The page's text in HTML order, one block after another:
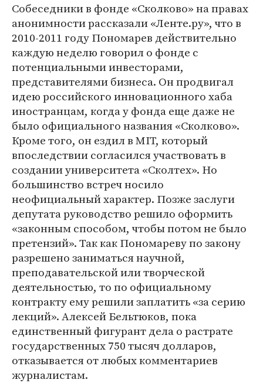
Собеседники в фонде «Сколково» на правах
анонимности рассказали «Ленте.ру», что в
2010-2011 году Пономарев действительно
каждую неделю говорил о фонде с
потенциальными инвесторами,
представителями бизнеса. Он продвигал
идею российского инновационного хаба
иностранцам, когда у фонда еще даже не
было официального названия «Сколково».
Кроме того, он ездил в MIT, который
впоследствии согласился участвовать в
создании университета «Сколтех». Но
большинство встреч носило
неофициальный характер. Позже заслуги
депутата руководство решило оформить
«законным способом, чтобы потом не было
претензий». Так как Пономареву по закону
разрешено заниматься научной,
преподавательской или творческой
деятельностью, то по официальному
контракту ему решили заплатить «за серию
лекций». Алексей Бельтюков, пока
единственный фигурант дела о растрате
государственных 750 тысяч долларов,
отказывается от любых комментариев
журналистам.